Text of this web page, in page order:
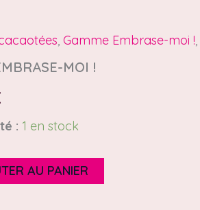
, Gamme Embrase-moi !,
MOI !
: 1 en stock
AU PANIER